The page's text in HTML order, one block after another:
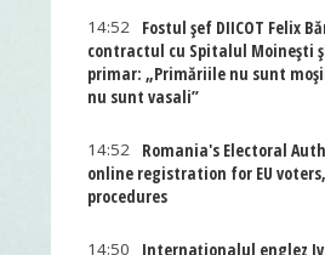
14:52
Fostul șef DIICOT Felix
contractul cu Spitalul Moinești
primar: „Primăriile nu sunt
nu sunt vasali”
14:52
Romania's Electoral
online registration for EU
procedures
14:50
Internaţionalul englez